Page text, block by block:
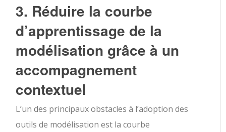
3. Réduire la courbe
d’apprentissage de la
modélisation grâce à un
accompagnement
contextuel
L’un des principaux obstacles à l’adoption des
outils de modélisation est la courbe